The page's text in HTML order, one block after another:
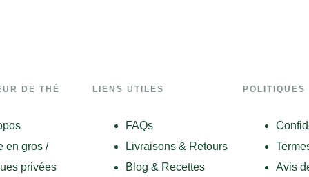
DE THÉ
en gros /
privées
LIENS UTILES
FAQs
Livraisons & Retours
Blog & Recettes
POLITIQUES
Avis